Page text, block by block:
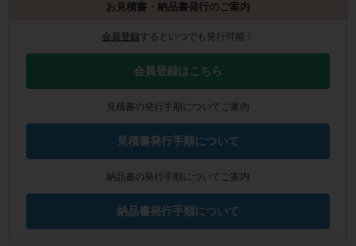
お見積書・納品書発行のご案内
会員登録するといつでも発行可能！
会員登録はこちら
見積書の発行手順についてご案内
見積書発行手順について
納品書の発行手順についてご案内
納品書発行手順について